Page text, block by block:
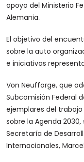
apoyo del Ministerio
Alemania.
El objetivo del
sobre la auto
e iniciativas
Von Neufforge, que
Subcomisión Federal
ejemplares del
sobre la Agenda
Secretaría de
Internacionales,